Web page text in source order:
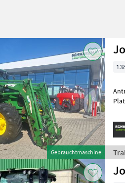
Gebrauchtmaschine